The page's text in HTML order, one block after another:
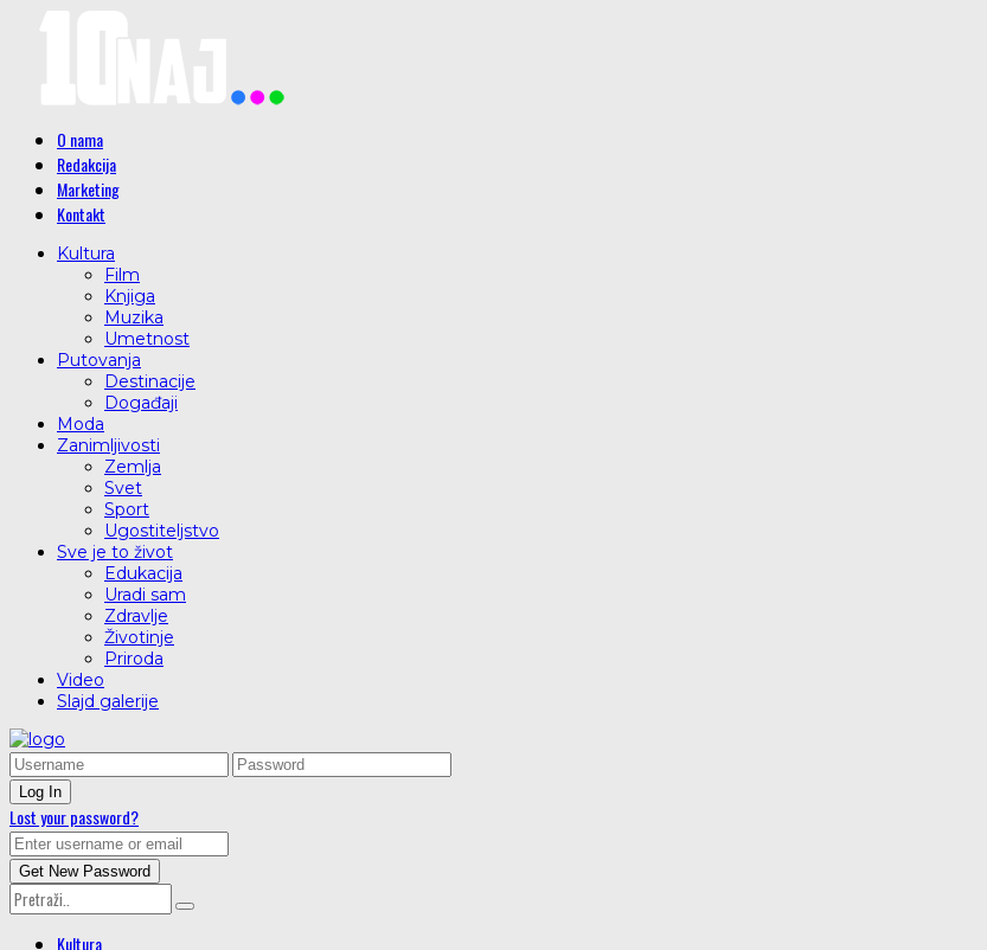
O nama
Redakcija
Marketing
Kontakt
Kultura
Film
Knjiga
Muzika
Umetnost
Putovanja
Destinacije
Događaji
Moda
Zanimljivosti
Zemlja
Svet
Sport
Ugostiteljstvo
Sve je to život
Edukacija
Uradi sam
Zdravlje
Životinje
Priroda
Video
Slajd galerije
Lost your password?
Kultura